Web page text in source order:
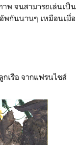
พ จนสามารถเล่นเป็น
อัพกันนานๆ เหมือนเมื่อ
เรือ จากแฟรนไชส์